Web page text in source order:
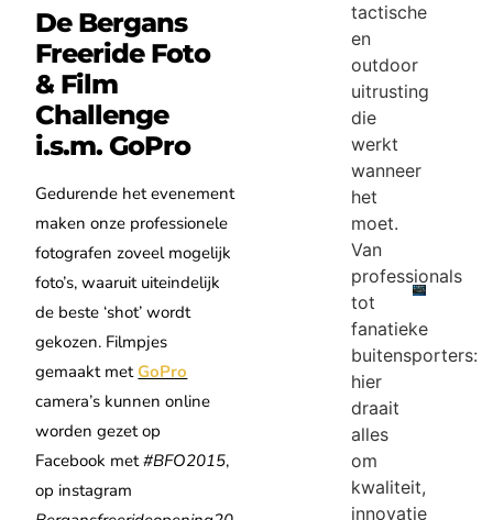
De Bergans
Freeride Foto
& Film
Challenge
i.s.m. GoPro
Gedurende het evenement
maken onze professionele
fotografen zoveel mogelijk
foto’s, waaruit uiteindelijk
de beste ‘shot’ wordt
gekozen. Filmpjes
gemaakt metGoPro
camera’s kunnen online
worden gezet op
Facebook met#BFO2015,
op instagram
tactische
en
outdoor
uitrusting
die
werkt
wanneer
het
moet.
Van
professionals
tot
fanatieke
buitensporters:
hier
draait
alles
om
kwaliteit,
innovatie